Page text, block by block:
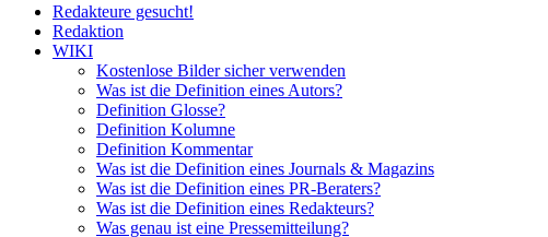
Redakteure gesucht!
Redaktion
WIKI
Kostenlose Bilder sicher verwenden
Was ist die Definition eines Autors?
Definition Glosse?
Definition Kolumne
Definition Kommentar
Was ist die Definition eines Journals & Magazins
Was ist die Definition eines PR-Beraters?
Was ist die Definition eines Redakteurs?
Was genau ist eine Pressemitteilung?